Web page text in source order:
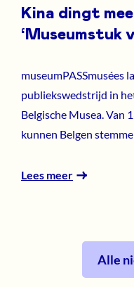
Kina dingt
‘Museumstuk
museumPASSmusées
publiekswedstrijd in
Belgische Musea. Van
kunnen Belgen
Lees meer
Alle